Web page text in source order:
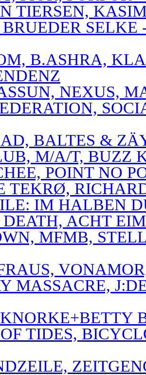
TIERSEN,
SELKE
B.ASHRA,
NEXUS,
BALTES &
M/A/T, BUZZ
POINT NO
TEKRØ,
IM HALBEN
DEATH, ACHT
MFMB,
MASSACRE,
TIDES,